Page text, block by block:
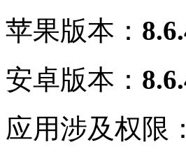
苹果版本：
安卓版本：
应用涉及权限：